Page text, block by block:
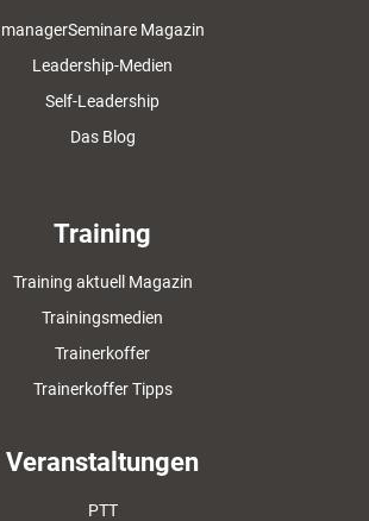
managerSeminare Magazin
Leadership-Medien
Self-Leadership
Das Blog
Training
Training aktuell Magazin
Trainingsmedien
Trainerkoffer
Trainerkoffer Tipps
Veranstaltungen
PTT